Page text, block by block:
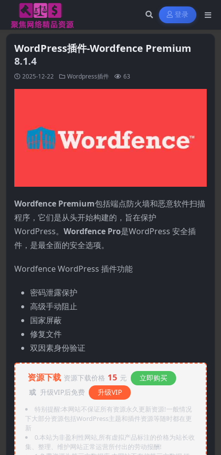
登录
WordPress插件-Wordfence Premium
8.1.4
2025-12-22 Wordpress插件 63
Wordfence Premium包括端点防火墙和恶意软件扫描
程序，它们是从头开始构建的，旨在保护
WordPress。 Wordfence Pro是WordPress 安全插
件，是最全面的安全选项。
Wordfence WordPress 插件功能
密码泄露保护
高级手动阻止
国家屏蔽
修复文件
双因素身份验证
资源下载 资源下载价格 15 元
立即购买
或 升级VIP后免费 升级VIP
特别提醒:本网站不保证所有资源永久更新资源!一般情况
下大部分资源包括WordPress主题和插件资源等随时都在更
新
0.本站为非盈利性网站,所有虚拟产品标注的价格为站长收
集、整理、维护网站正常运营所付出的劳动报酬!